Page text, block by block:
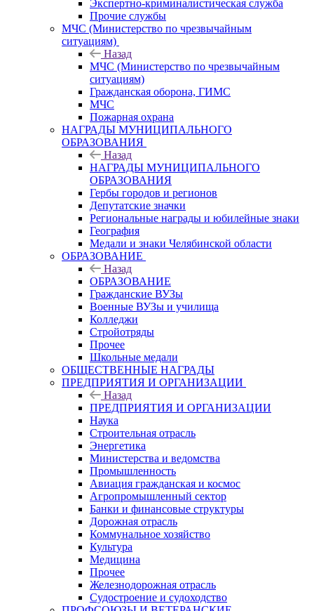
Экспертно-криминалистическая служба
Прочие службы
МЧС (Министерство по чрезвычайным
ситуациям)
Назад
МЧС (Министерство по чрезвычайным
ситуациям)
Гражданская оборона, ГИМС
МЧС
Пожарная охрана
НАГРАДЫ МУНИЦИПАЛЬНОГО
ОБРАЗОВАНИЯ
Назад
НАГРАДЫ МУНИЦИПАЛЬНОГО
ОБРАЗОВАНИЯ
Гербы городов и регионов
Депутатские значки
Региональные награды и юбилейные знаки
География
Медали и знаки Челябинской области
ОБРАЗОВАНИЕ
Назад
ОБРАЗОВАНИЕ
Гражданские ВУЗы
Военные ВУЗы и училища
Колледжи
Стройотряды
Прочее
Школьные медали
ОБЩЕСТВЕННЫЕ НАГРАДЫ
ПРЕДПРИЯТИЯ И ОРГАНИЗАЦИИ
Назад
ПРЕДПРИЯТИЯ И ОРГАНИЗАЦИИ
Наука
Строительная отрасль
Энергетика
Министерства и ведомства
Промышленность
Авиация гражданская и космос
Агропромышленный сектор
Банки и финансовые структуры
Дорожная отрасль
Коммунальное хозяйство
Культура
Медицина
Прочее
Железнодорожная отрасль
Судостроение и судоходство